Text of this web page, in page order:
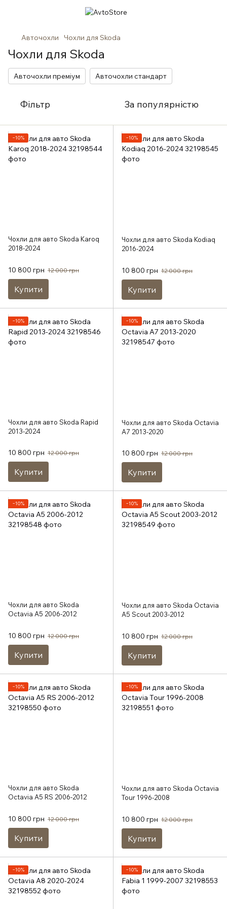
Авточохли Чохли для Skoda
Чохли для Skoda
Авточохли преміум Авточохли стандарт
Фільтр За популярністю
−10%
Чохли для авто Skoda Karoq
2018-2024
10 800 грн 12 000 грн
Купити
−10%
Чохли для авто Skoda Kodiaq
2016-2024
10 800 грн 12 000 грн
Купити
−10%
Чохли для авто Skoda Rapid
2013-2024
10 800 грн 12 000 грн
Купити
−10%
Чохли для авто Skoda Octavia
A7 2013-2020
10 800 грн 12 000 грн
Купити
−10%
Чохли для авто Skoda
Octavia A5 2006-2012
10 800 грн 12 000 грн
Купити
−10%
Чохли для авто Skoda Octavia
A5 Scout 2003-2012
10 800 грн 12 000 грн
Купити
−10%
Чохли для авто Skoda
Octavia A5 RS 2006-2012
10 800 грн 12 000 грн
Купити
−10%
Чохли для авто Skoda Octavia
Tour 1996-2008
10 800 грн 12 000 грн
Купити
−10% −10%